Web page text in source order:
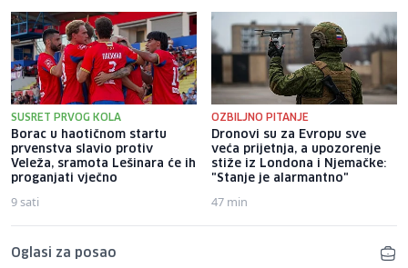
SUSRET PRVOG KOLA
Borac u haotičnom startu
prvenstva slavio protiv
Veleža, sramota Lešinara će ih
proganjati vječno
9 sati
OZBILJNO PITANJE
Dronovi su za Evropu sve
veća prijetnja, a upozorenje
stiže iz Londona i Njemačke:
"Stanje je alarmantno"
47 min
Oglasi za posao